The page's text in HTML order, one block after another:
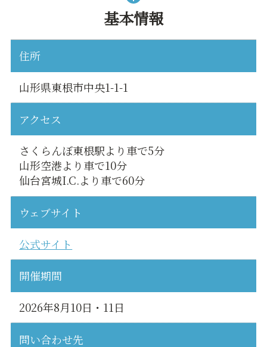
基本情報
住所
山形県東根市中央1-1-1
アクセス
さくらんぼ東根駅より車で5分
山形空港より車で10分
仙台宮城I.C.より車で60分
ウェブサイト
公式サイト
開催期間
2026年8月10日・11日
問い合わせ先